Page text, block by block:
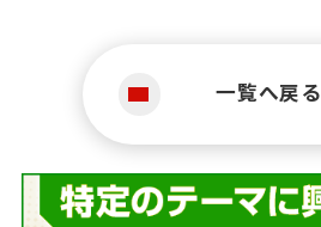
一覧へ戻る